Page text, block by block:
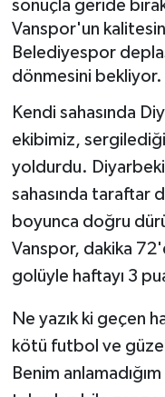
sonuçla geride
Vanspor'un
Belediyespor
dönmesini bekliyor.
Kendi sahasında
ekibimiz,
yoldurdu.
sahasında taraftar
boyunca doğru
Vanspor, dakika
golüyle haftayı 3
Ne yazık ki geçen
kötü futbol ve
Benim
Dünya
RESMİ İLANLAR